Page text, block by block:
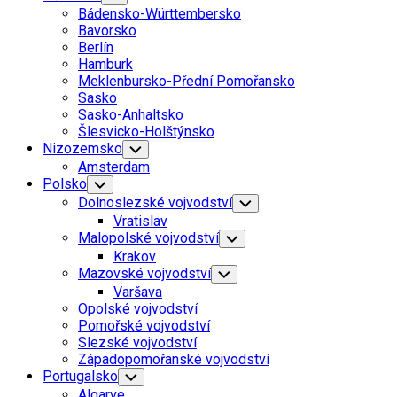
Child
Menu
Bádensko-Württembersko
Bavorsko
Berlín
Hamburk
Meklenbursko-Přední Pomořansko
Sasko
Sasko-Anhaltsko
Šlesvicko-Holštýnsko
Nizozemsko Toggle
Child
Menu
Amsterdam
Current
Page
Polsko Toggle
Child
Menu
Dolnoslezské vojvodství Toggle
Child
Menu
Vratislav
Malopolské vojvodství Toggle
Child
Menu
Krakov
Current
Page
Parent
Mazovské vojvodství Toggle
Child
Current
Page
Parent
Varšava
Opolské vojvodství
Pomořské vojvodství
Slezské vojvodství
Západopomořanské vojvodství
Portugalsko Toggle
Child